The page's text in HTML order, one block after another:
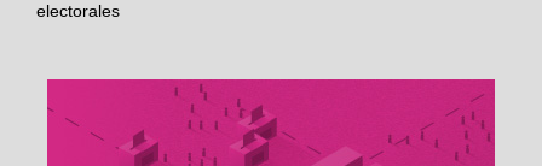
electorales